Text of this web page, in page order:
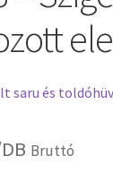
saru és
Bruttó